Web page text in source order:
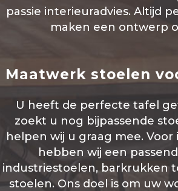
passie interieuradvies. Altijd
maken een ontwerp
Maatwerk stoelen
U heeft de perfecte tafel
zoekt u nog bijpassende
helpen wij u graag mee. Voor
hebben wij een
industriestoelen, barkrukken
stoelen. Ons doel is om uw